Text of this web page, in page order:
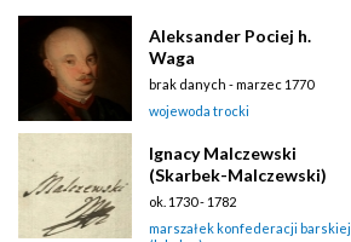
Aleksander Pociej h.
Waga
brak danych - marzec 1770
wojewoda trocki
Ignacy Malczewski
(Skarbek-Malczewski)
ok. 1730 - 1782
marszałek konfederacji barskiej